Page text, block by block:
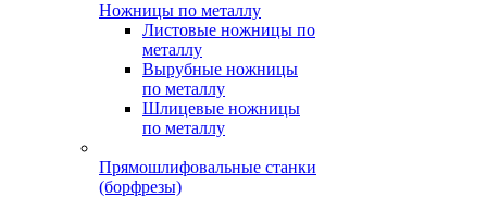
Ножницы по металлу
Листовые ножницы по
металлу
Вырубные ножницы
по металлу
Шлицевые ножницы
по металлу
Прямошлифовальные станки
(борфрезы)